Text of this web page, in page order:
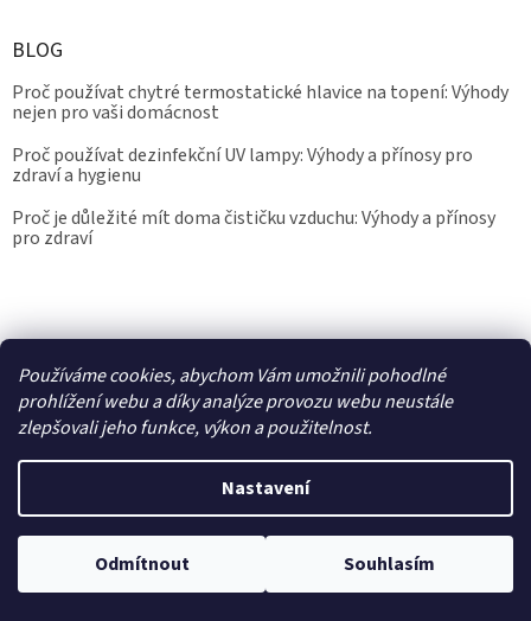
Používáme cookies, abychom Vám umožnili pohodlné
prohlížení webu a díky analýze provozu webu neustále
zlepšovali jeho funkce, výkon a použitelnost.
Nastavení
Odmítnout Souhlasím
BLOG
Proč používat chytré termostatické hlavice na topení: Výhody
nejen pro vaši domácnost
Proč používat dezinfekční UV lampy: Výhody a přínosy pro
zdraví a hygienu
Proč je důležité mít doma čističku vzduchu: Výhody a přínosy
pro zdraví
Vytvořil Shoptet
Copyright 2026Epřístroje.cz. Všechna práva vyhrazena.Upravit